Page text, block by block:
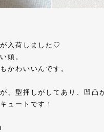
入荷しました♡
頭。
かわいいんです。
、型押しがしてあり、凹凸
ュートです！